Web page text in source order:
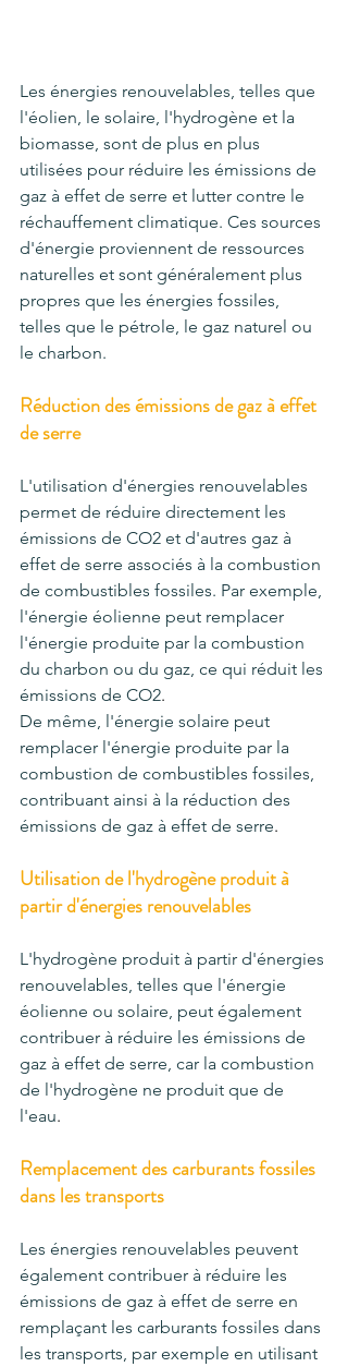
Les énergies renouvelables, telles que
l'éolien, le solaire, l'hydrogène et la
biomasse, sont de plus en plus
utilisées pour réduire les émissions de
gaz à effet de serre et lutter contre le
réchauffement climatique. Ces sources
d'énergie proviennent de ressources
naturelles et sont généralement plus
propres que les énergies fossiles,
telles que le pétrole, le gaz naturel ou
le charbon.
Réduction des émissions de gaz à effet
de serre
L'utilisation d'énergies renouvelables
permet de réduire directement les
émissions de CO2 et d'autres gaz à
effet de serre associés à la combustion
de combustibles fossiles. Par exemple,
l'énergie éolienne peut remplacer
l'énergie produite par la combustion
du charbon ou du gaz, ce qui réduit les
émissions de CO2.
De même, l'énergie solaire peut
remplacer l'énergie produite par la
combustion de combustibles fossiles,
contribuant ainsi à la réduction des
émissions de gaz à effet de serre.
Utilisation de l'hydrogène produit à
partir d'énergies renouvelables
L'hydrogène produit à partir d'énergies
renouvelables, telles que l'énergie
éolienne ou solaire, peut également
contribuer à réduire les émissions de
gaz à effet de serre, car la combustion
de l'hydrogène ne produit que de
l'eau.
Remplacement des carburants fossiles
dans les transports
Les énergies renouvelables peuvent
également contribuer à réduire les
émissions de gaz à effet de serre en
remplaçant les carburants fossiles dans
les transports, par exemple en utilisant